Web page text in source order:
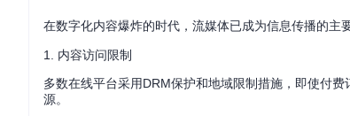
在数字化内容爆炸的时代，流媒体已成为信息传播的主
1. 内容访问限制
多数在线平台采用DRM保护和地域限制措施，即使付
源。